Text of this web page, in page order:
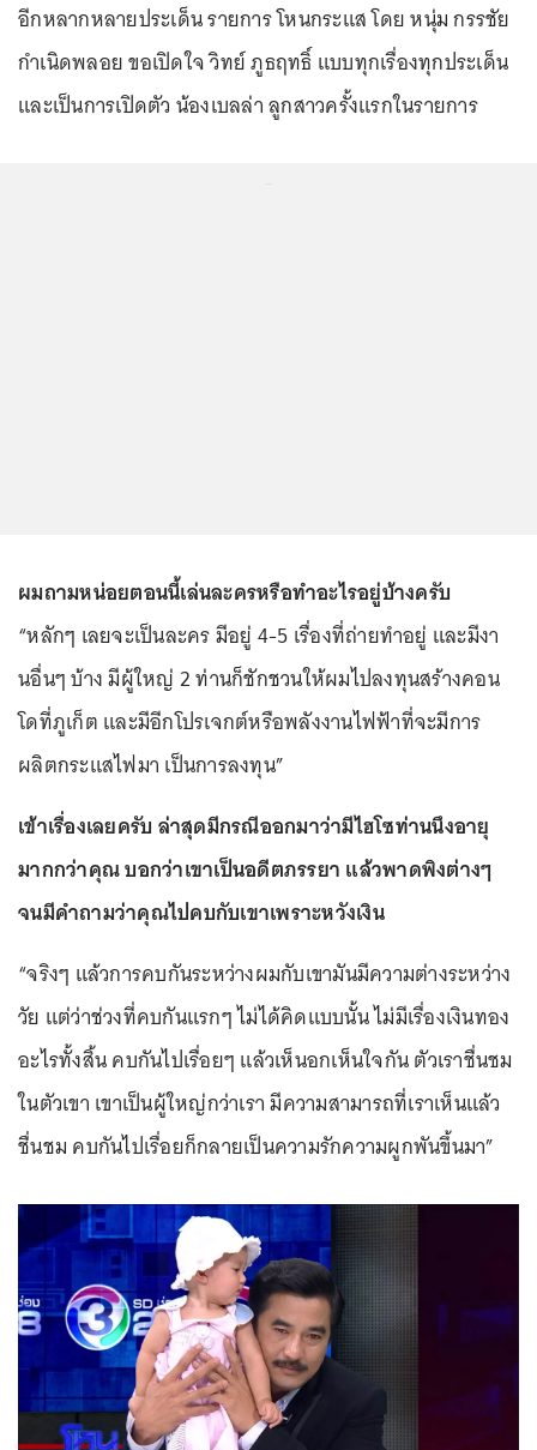
อีกหลากหลายประเด็น รายการ โหนกระแส โดย หนุ่ม กรรชัย
กำเนิดพลอย ขอเปิดใจ วิทย์ ภูธฤทธิ์ แบบทุกเรื่องทุกประเด็น
และเป็นการเปิดตัว น้องเบลล่า ลูกสาวครั้งแรกในรายการ
ผมถามหน่อยตอนนี้เล่นละครหรือทำอะไรอยู่บ้างครับ
“หลักๆ เลยจะเป็นละคร มีอยู่ 4-5 เรื่องที่ถ่ายทำอยู่ และมีงา
นอื่นๆ บ้าง มีผู้ใหญ่ 2 ท่านก็ชักชวนให้ผมไปลงทุนสร้างคอน
โดที่ภูเก็ต และมีอีกโปรเจกต์หรือพลังงานไฟฟ้าที่จะมีการ
ผลิตกระแสไฟมา เป็นการลงทุน”
เข้าเรื่องเลยครับ ล่าสุดมีกรณีออกมาว่ามีไฮโซท่านนึงอายุ
มากกว่าคุณ บอกว่าเขาเป็นอดีตภรรยา แล้วพาดพิงต่างๆ
จนมีคำถามว่าคุณไปคบกับเขาเพราะหวังเงิน
“จริงๆ แล้วการคบกันระหว่างผมกับเขามันมีความต่างระหว่าง
วัย แต่ว่าช่วงที่คบกันแรกๆ ไม่ได้คิดแบบนั้น ไม่มีเรื่องเงินทอง
อะไรทั้งสิ้น คบกันไปเรื่อยๆ แล้วเห็นอกเห็นใจกัน ตัวเราชื่นชม
ในตัวเขา เขาเป็นผู้ใหญ่กว่าเรา มีความสามารถที่เราเห็นแล้ว
ชื่นชม คบกันไปเรื่อยก็กลายเป็นความรักความผูกพันขึ้นมา”